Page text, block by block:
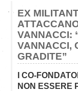
EX
VANNACCI:
VANNACCI,
GRADITE”
I CO-
NON ESSERE